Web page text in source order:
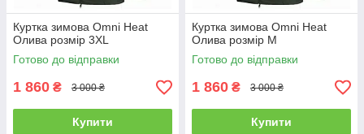
Куртка зимова Omni Heat
Олива розмір 3XL
Готово до відправки
1 860 ₴ 3 000 ₴
Купити
Куртка зимова Omni Heat
Олива розмір M
Готово до відправки
1 860 ₴ 3 000 ₴
Купити